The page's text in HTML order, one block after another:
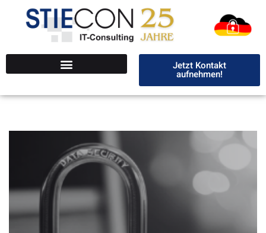
Jetzt Kontakt
aufnehmen!